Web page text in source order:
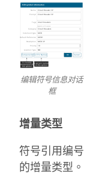
编辑符号信息对话
框
增量类型
符号引用编号
的增量类型。